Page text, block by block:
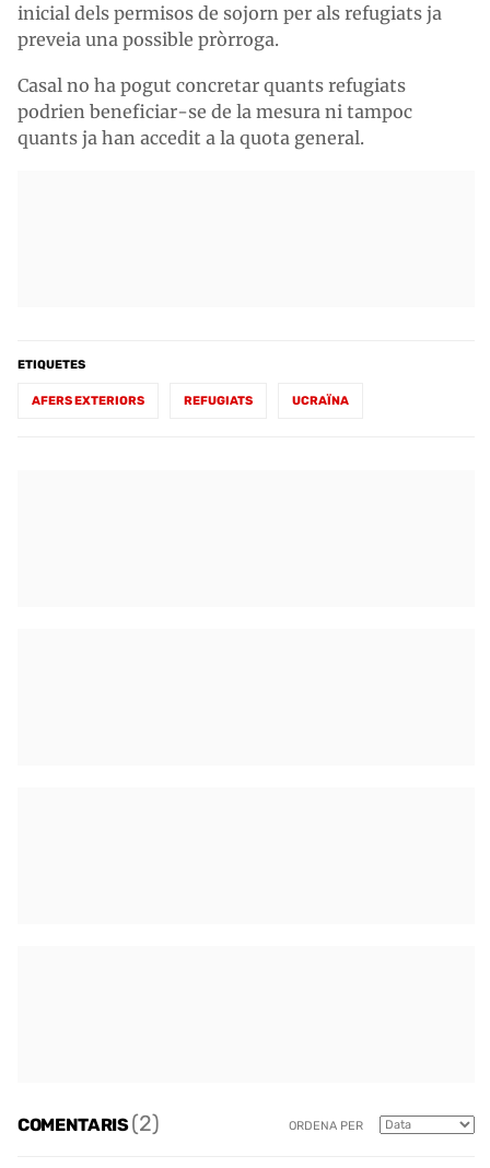
inicial dels permisos de sojorn per als refugiats ja
preveia una possible pròrroga.
Casal no ha pogut concretar quants refugiats
podrien beneficiar-se de la mesura ni tampoc
quants ja han accedit a la quota general.
ETIQUETES
AFERS EXTERIORS REFUGIATS UCRAÏNA
COMENTARIS(2) ORDENA PER